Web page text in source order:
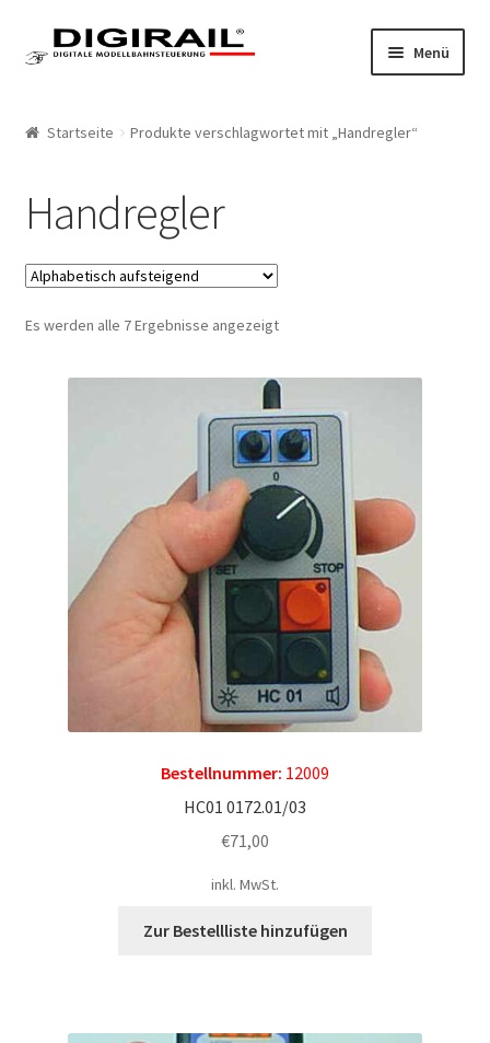
Zur Navigation springen
Springe zum Inhalt Menü
LokLift System
LokLift
LokLift 2
Startseite Produkte verschlagwortet mit „Handregler“
Handregler
Es werden alle 7 Ergebnisse angezeigt
Bestellnummer: 12009
HC01 0172.01/03
€71,00
inkl. MwSt.
Zur Bestellliste hinzufügen